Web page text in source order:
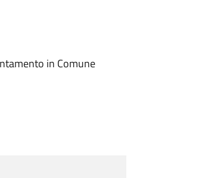
in Comune